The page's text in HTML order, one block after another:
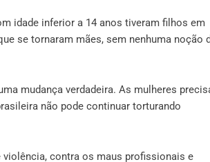
idade inferior a 14 anos tiveram filhos em
se tornaram mães, sem nenhuma noção
mudança verdadeira. As mulheres
não pode continuar torturando
contra os maus profissionais e